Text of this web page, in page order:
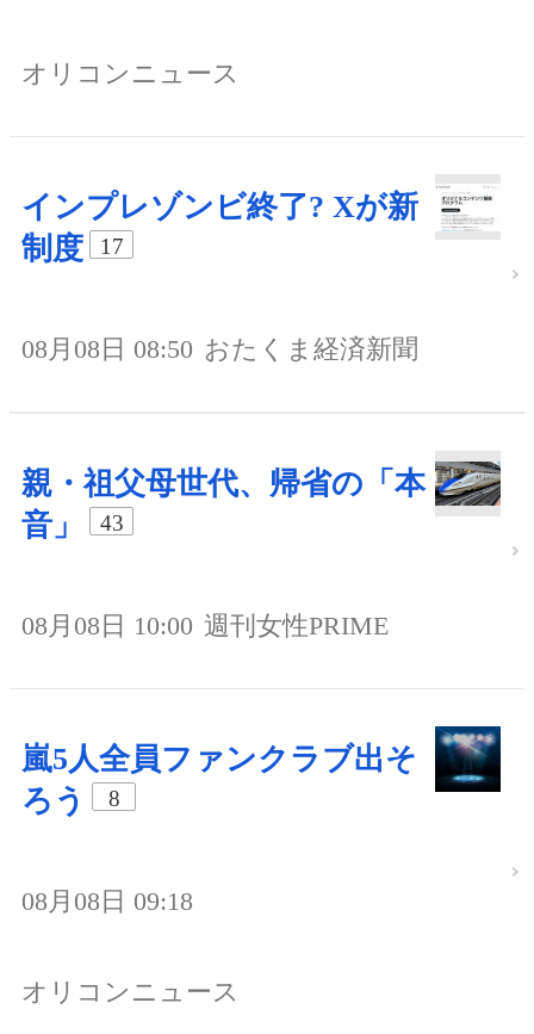
オリコンニュース
インプレゾンビ終了? Xが新
制度
17
08月08日 08:50 おたくま経済新聞
親・祖父母世代、帰省の「本
音」
43
08月08日 10:00 週刊女性PRIME
嵐5人全員ファンクラブ出そ
ろう
8
08月08日 09:18
オリコンニュース